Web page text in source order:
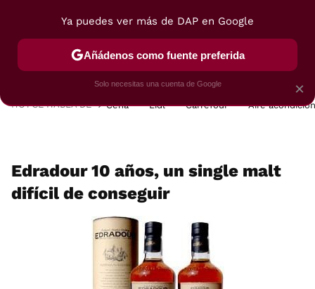
POSTRES VIAJES SELECCIÓN VEGUI
HOY SE HABLA DE Cena Lidl Carrefour Aire
Edradour 10 años, un single malt
difícil de conseguir
×
Ya puedes ver más de DAP en Google
Añádenos como fuente preferida
Solo necesitas una cuenta de Google